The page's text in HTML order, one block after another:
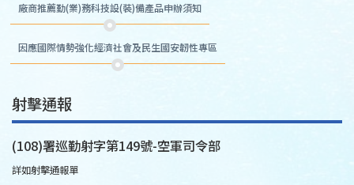
廠商推薦勤(業)務科技設(裝)備產品申辦須知
因應國際情勢強化經濟社會及民生國安韌性專區
射擊通報
(108)署巡勤射字第149號-空軍司令部
詳如射擊通報單